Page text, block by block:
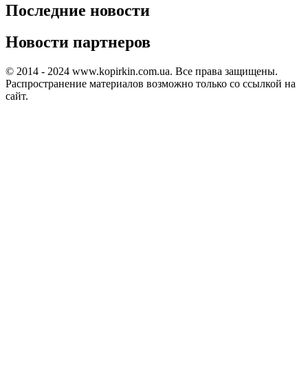
Последние новости
Новости партнеров
© 2014 - 2024 www.kopirkin.com.ua. Все права защищены.
Распространение материалов возможно только со ссылкой на
сайт.